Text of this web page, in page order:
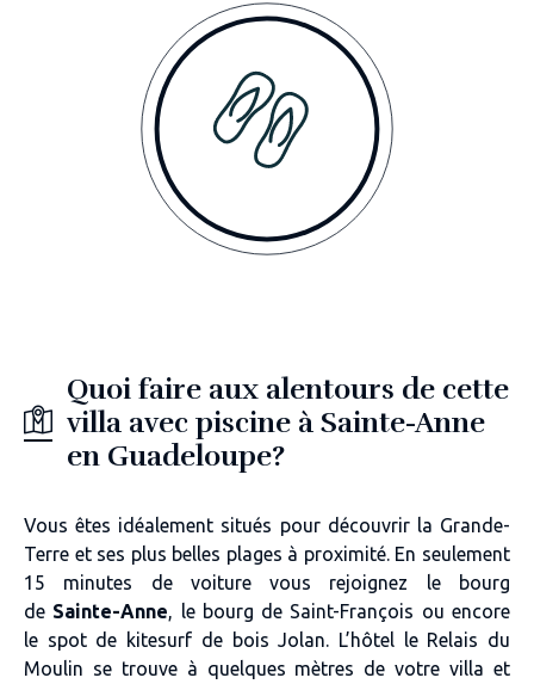
Quoi faire aux alentours de cette
villa avec piscine à Sainte-Anne
en Guadeloupe?
Vous êtes idéalement situés pour découvrir la Grande-
Terre et ses plus belles plages à proximité. En seulement
15 minutes de voiture vous rejoignez le bourg
de Sainte-Anne, le bourg de Saint-François ou encore
le spot de kitesurf de bois Jolan. L’hôtel le Relais du
Moulin se trouve à quelques mètres de votre villa et